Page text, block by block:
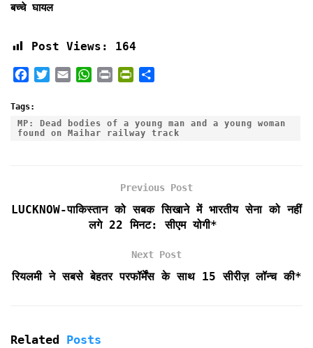
बच्चे घायल
Post Views: 164
c
e
b
t
t
i
l
t
s
n
t
n
t
n
d
y
r
e
Tags:
MP: Dead bodies of a young man and a young woman
found on Maihar railway track
Previous Post
LUCKNOW-पाकिस्तान को सबक सिखाने में भारतीय सेना को नहीं
लगे 22 मिनट: सीएम योगी*
Next Post
रियलमी ने सबसे बेहतर परफॉर्मेंस के साथ 15 सीरीज़ लॉन्च की*
Related Posts